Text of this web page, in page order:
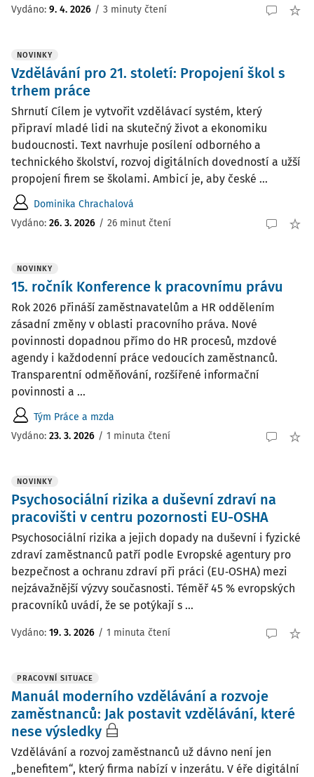
Vydáno: 9. 4. 2026 / 3 minuty čtení
NOVINKY
Vzdělávání pro 21. století: Propojení škol s
trhem práce
Shrnutí Cílem je vytvořit vzdělávací systém, který
připraví mladé lidi na skutečný život a ekonomiku
budoucnosti. Text navrhuje posílení odborného a
technického školství, rozvoj digitálních dovedností a užší
propojení firem se školami. Ambicí je, aby české ...
Dominika Chrachalová
Vydáno: 26. 3. 2026 / 26 minut čtení
NOVINKY
15. ročník Konference k pracovnímu právu
Rok 2026 přináší zaměstnavatelům a HR oddělením
zásadní změny v oblasti pracovního práva. Nové
povinnosti dopadnou přímo do HR procesů, mzdové
agendy i každodenní práce vedoucích zaměstnanců.
Transparentní odměňování, rozšířené informační
povinnosti a ...
Tým Práce a mzda
Vydáno: 23. 3. 2026 / 1 minuta čtení
NOVINKY
Psychosociální rizika a duševní zdraví na
pracovišti v centru pozornosti EU-OSHA
Psychosociální rizika a jejich dopady na duševní i fyzické
zdraví zaměstnanců patří podle Evropské agentury pro
bezpečnost a ochranu zdraví při práci (EU‑OSHA) mezi
nejzávažnější výzvy současnosti. Téměř 45 % evropských
pracovníků uvádí, že se potýkají s ...
Vydáno: 19. 3. 2026 / 1 minuta čtení
PRACOVNÍ SITUACE
Manuál moderního vzdělávání a rozvoje
zaměstnanců: Jak postavit vzdělávání, které
nese výsledky
Vzdělávání a rozvoj zaměstnanců už dávno není jen
„benefitem“, který firma nabízí v inzerátu. V éře digitální